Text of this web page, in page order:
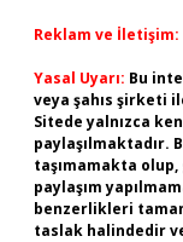
Reklam ve İletişim:
Yasal Uyarı: Bu
veya şahıs şirketi
Sitede yalnızca
paylaşılmaktadır.
taşımamakta
paylaşım
benzerlikleri
taslak halindedir